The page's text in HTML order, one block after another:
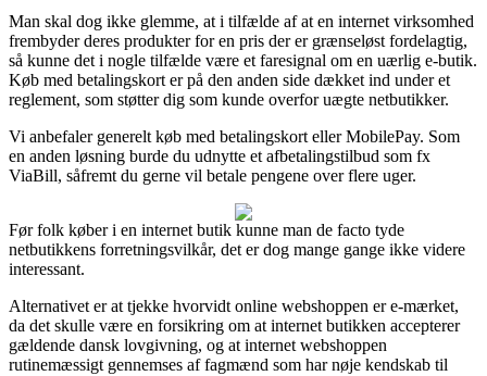
Man skal dog ikke glemme, at i tilfælde af at en internet virksomhed
frembyder deres produkter for en pris der er grænseløst fordelagtig,
så kunne det i nogle tilfælde være et faresignal om en uærlig e-butik.
Køb med betalingskort er på den anden side dækket ind under et
reglement, som støtter dig som kunde overfor uægte netbutikker.
Vi anbefaler generelt køb med betalingskort eller MobilePay. Som
en anden løsning burde du udnytte et afbetalingstilbud som fx
ViaBill, såfremt du gerne vil betale pengene over flere uger.
Før folk køber i en internet butik kunne man de facto tyde
netbutikkens forretningsvilkår, det er dog mange gange ikke videre
interessant.
Alternativet er at tjekke hvorvidt online webshoppen er e-mærket,
da det skulle være en forsikring om at internet butikken accepterer
gældende dansk lovgivning, og at internet webshoppen
rutinemæssigt gennemses af fagmænd som har nøje kendskab til